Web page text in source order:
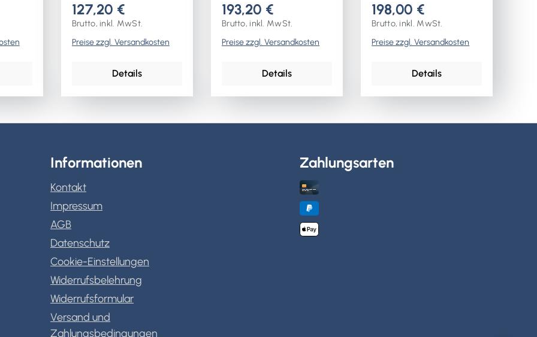
127,20 €
Brutto, inkl. MwSt.
Preise zzgl. Versandkosten
Details
193,20 €
Brutto, inkl. MwSt.
Preise zzgl. Versandkosten
Details
198,00 €
Brutto, inkl. MwSt.
Preise zzgl. Versandkosten
Details
Informationen
Kontakt
Impressum
AGB
Datenschutz
Cookie-Einstellungen
Widerrufsbelehrung
Widerrufsformular
Versand und
Zahlungsbedingungen
Zahlungsarten